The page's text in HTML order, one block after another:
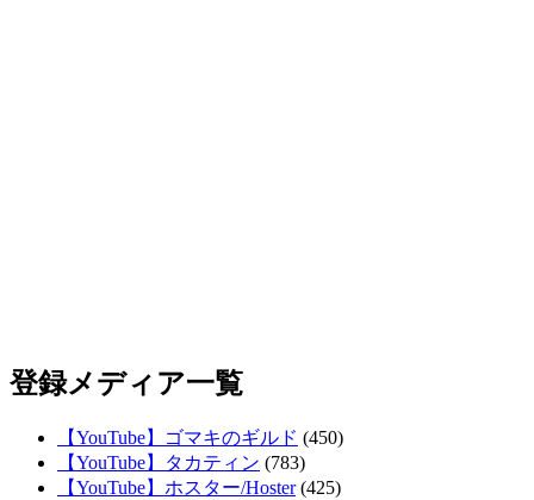
登録メディア一覧
【YouTube】ゴマキのギルド (450)
【YouTube】タカティン (783)
【YouTube】ホスター/Hoster(425)